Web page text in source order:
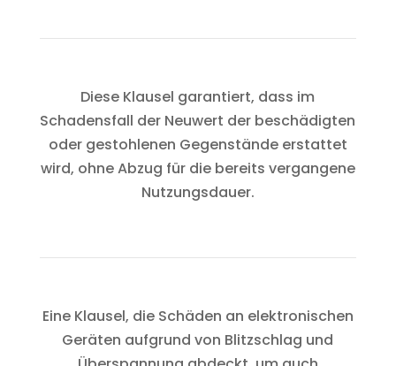
Diese Klausel garantiert, dass im
Schadensfall der Neuwert der beschädigten
oder gestohlenen Gegenstände erstattet
wird, ohne Abzug für die bereits vergangene
Nutzungsdauer.
Eine Klausel, die Schäden an elektronischen
Geräten aufgrund von Blitzschlag und